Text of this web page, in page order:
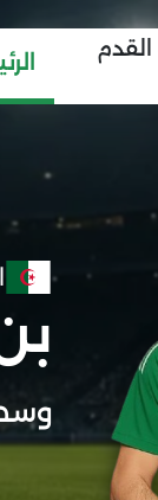
القدم